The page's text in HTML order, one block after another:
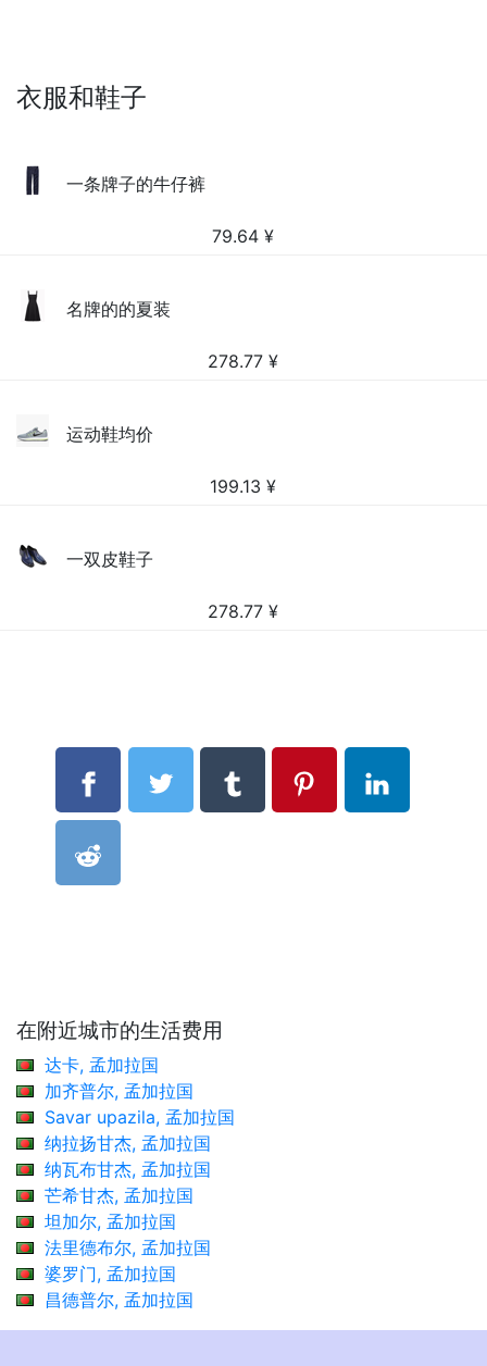
衣服和鞋子
一条牌子的牛仔裤
79.64 ¥
名牌的的夏装
278.77 ¥
运动鞋均价
199.13 ¥
一双皮鞋子
278.77 ¥
在附近城市的生活费用
达卡, 孟加拉国
加齐普尔, 孟加拉国
Savar upazila, 孟加拉国
纳拉扬甘杰, 孟加拉国
纳瓦布甘杰, 孟加拉国
芒希甘杰, 孟加拉国
坦加尔, 孟加拉国
法里德布尔, 孟加拉国
婆罗门, 孟加拉国
昌德普尔, 孟加拉国